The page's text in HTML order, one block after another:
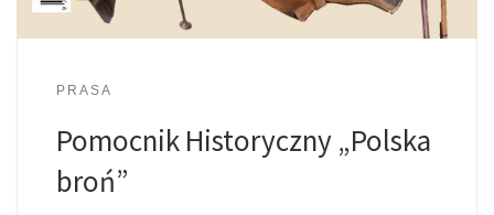
PRASA
Pomocnik Historyczny „Polska
broń”